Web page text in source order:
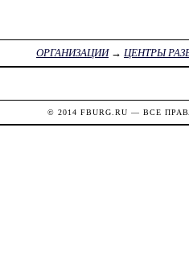
ОРГАНИЗАЦИИ→ ЦЕНТРЫ
© 2014 FBURG.RU — ВСЕ